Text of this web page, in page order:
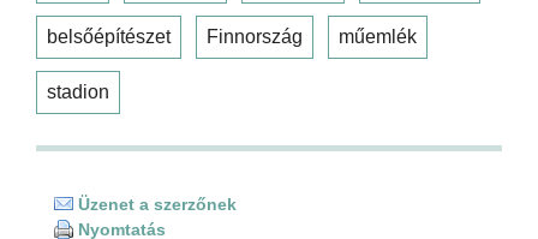
belsőépítészet Finnország műemlék
stadion
Üzenet a szerzőnek
Nyomtatás